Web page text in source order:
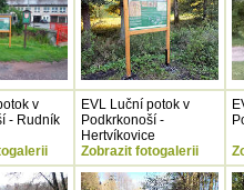
v
- Rudník
EVL Luční potok v
Podkrkonoší -
Hertvíkovice
Zobrazit fotogalerii